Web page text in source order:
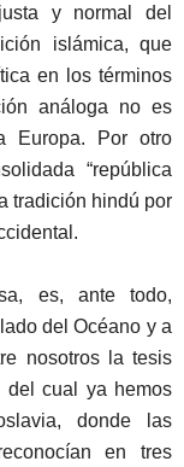
y normal del
islámica, que
en los términos
análoga no es
Europa. Por otro
“república
tradición hindú por
es, ante todo,
del Océano y a
nosotros la tesis
del cual ya hemos
donde las
en tres